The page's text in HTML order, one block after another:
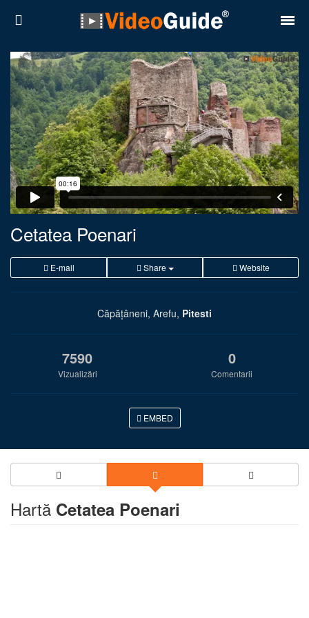
Cetatea Poenari
E-mail Share Website
Căpăţâneni, Arefu, Pitesti
7590
Vizualizări
0
Comentarii
EMBED
Hartă Cetatea Poenari
Locuri
Destinații
Prețuri
Contact
Despre noi
Reguli de confidentialitate
Română
English